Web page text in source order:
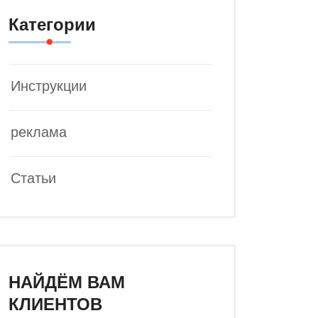
Категории
Инструкции
реклама
Статьи
НАЙДЁМ ВАМ
КЛИЕНТОВ